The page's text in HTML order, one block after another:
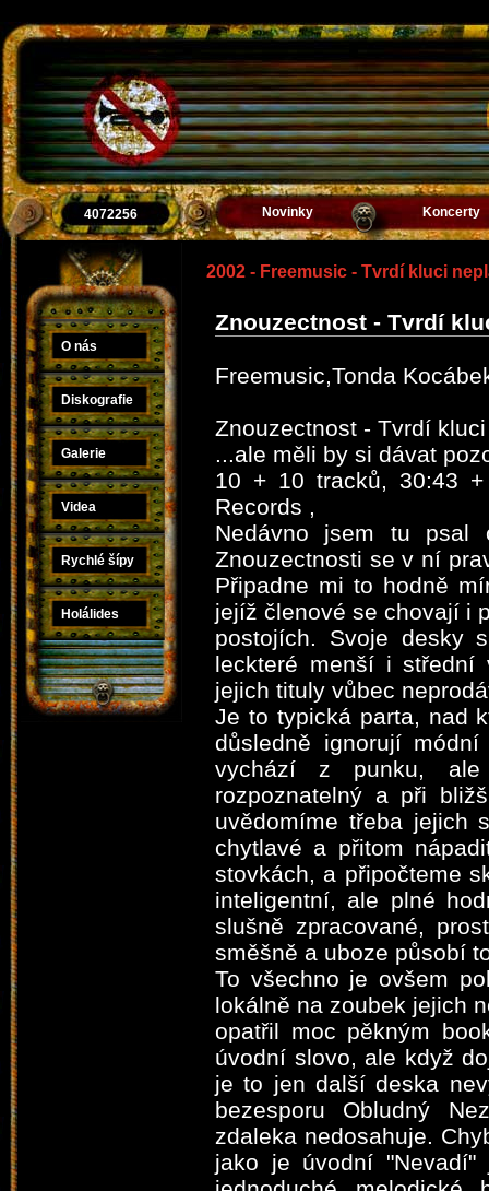
4072256 Novinky Koncerty
O nás
Diskografie
Galerie
Videa
Rychlé šípy
Holálides
2002 - Freemusic - Tvrdí kluci
Znouzectnost - Tvrdí
Freemusic,Tonda
Znouzectnost - Tvrdí
...ale měli by si dávat
10 + 10 tracků, 30:43
Records ,
Nedávno jsem tu psal
Znouzectnosti se v ní
Připadne mi to hodně
jejíž členové se chovají i
postojích. Svoje desky
leckteré menší i střední
jejich tituly vůbec
Je to typická parta, nad
důsledně ignorují
vychází z punku,
rozpoznatelný a při
uvědomíme třeba jejich
chytlavé a přitom
stovkách, a připočteme
inteligentní, ale plné
slušně zpracované,
směšně a uboze působí
To všechno je ovšem
lokálně na zoubek jejich
opatřil moc pěkným
úvodní slovo, ale když
je to jen další deska
bezesporu Obludný
zdaleka nedosahuje.
jako je úvodní